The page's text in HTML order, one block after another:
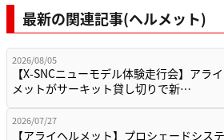
最新の関連記事(ヘルメット)
2026/08/05
【X-SNCニューモデル体験走行会】アラ
メットがサーキット貸し切りで新…
2026/07/27
【アライヘルメット】プロシェードシス